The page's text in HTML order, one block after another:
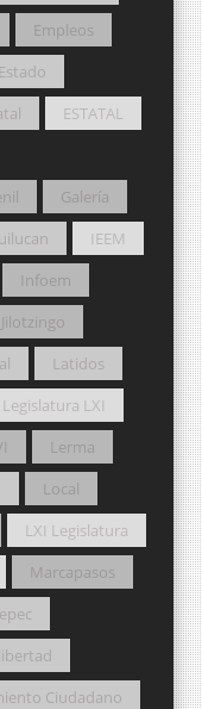
Empleos
Estado
ESTATAL
Galería
IEEM
Infoem
Jilotzingo
Latidos
Legislatura LXI
Lerma
Local
LXI Legislatura
Marcapasos
Ciudadano